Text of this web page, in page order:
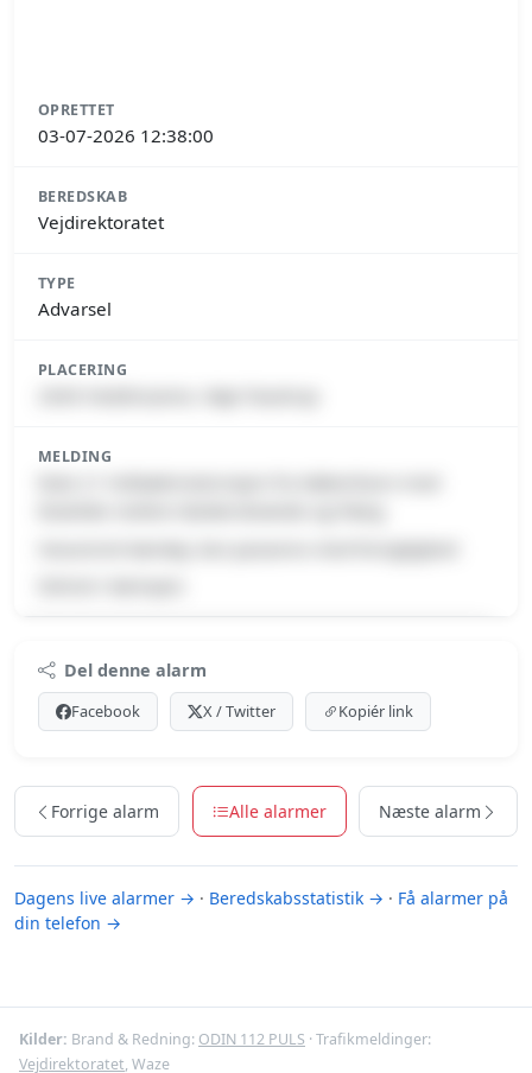
OPRETTET
03-07-2026 12:38:00
BEREDSKAB
Vejdirektoratet
TYPE
Advarsel
PLACERING
MELDING
Log ind med Premium for at se meldingen og kortet.
Del denne alarm
Facebook X / Twitter Kopiér link
Forrige alarm Alle alarmer Næste alarm
Dagens live alarmer → · Beredskabsstatistik → · Få alarmer på
din telefon →
Kilder: Brand & Redning: ODIN 112 PULS · Trafikmeldinger:
Vejdirektoratet, Waze